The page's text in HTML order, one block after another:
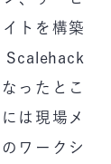
トを構築
Scalehack
ったとこ
は現場メ
ワークシ